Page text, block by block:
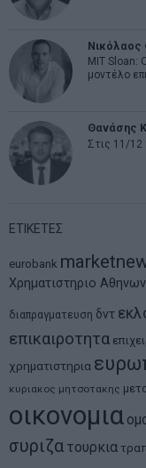
Νικόλαος
MIT Sloan:
μοντέλο
Θανάσης
Στις 11/12
ΕΤΙΚΕΤΕΣ
eurobank
Χρηματιστηριο Αθηνων
διαπραγματευση δντ
επικαιροτητα
χρηματιστηρια
κυριακος μητσοτακης
οικονομια
συριζα τουρκια